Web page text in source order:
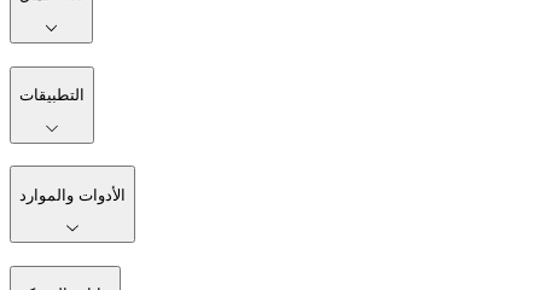
التطبيقات
الأدوات والموارد